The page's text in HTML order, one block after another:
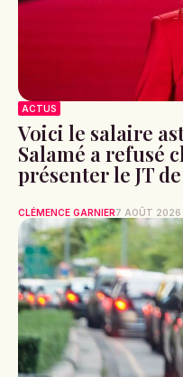
ACTUS
Voici le salaire
Salamé a refusé
présenter le JT
CLÉMENCE GARNIER7 AOÛT 2026